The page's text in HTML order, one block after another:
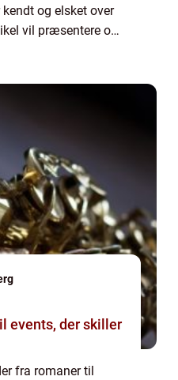
og elsket over
vil præsentere og
events, der skiller
fra romaner til